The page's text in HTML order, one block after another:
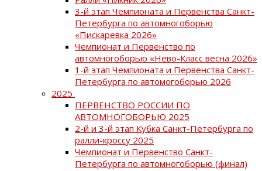
3-й этап Чемпионата и Первенства Санкт-
Петербурга по автомногоборью
«Пискаревка 2026»
Чемпионат и Первенство по
автомногоборью «Нево-Класс весна 2026»
1-й этап Чемпионата и Первенства Санкт-
Петербурга по автомогоборью 2026
2025
ПЕРВЕНСТВО РОССИИ ПО
АВТОМНОГОБОРЬЮ 2025
2-й и 3-й этап Кубка Санкт-Петербурга по
ралли-кроссу 2025
Чемпионат и Первенство Санкт-
Петербурга по автомногоборью (финал)